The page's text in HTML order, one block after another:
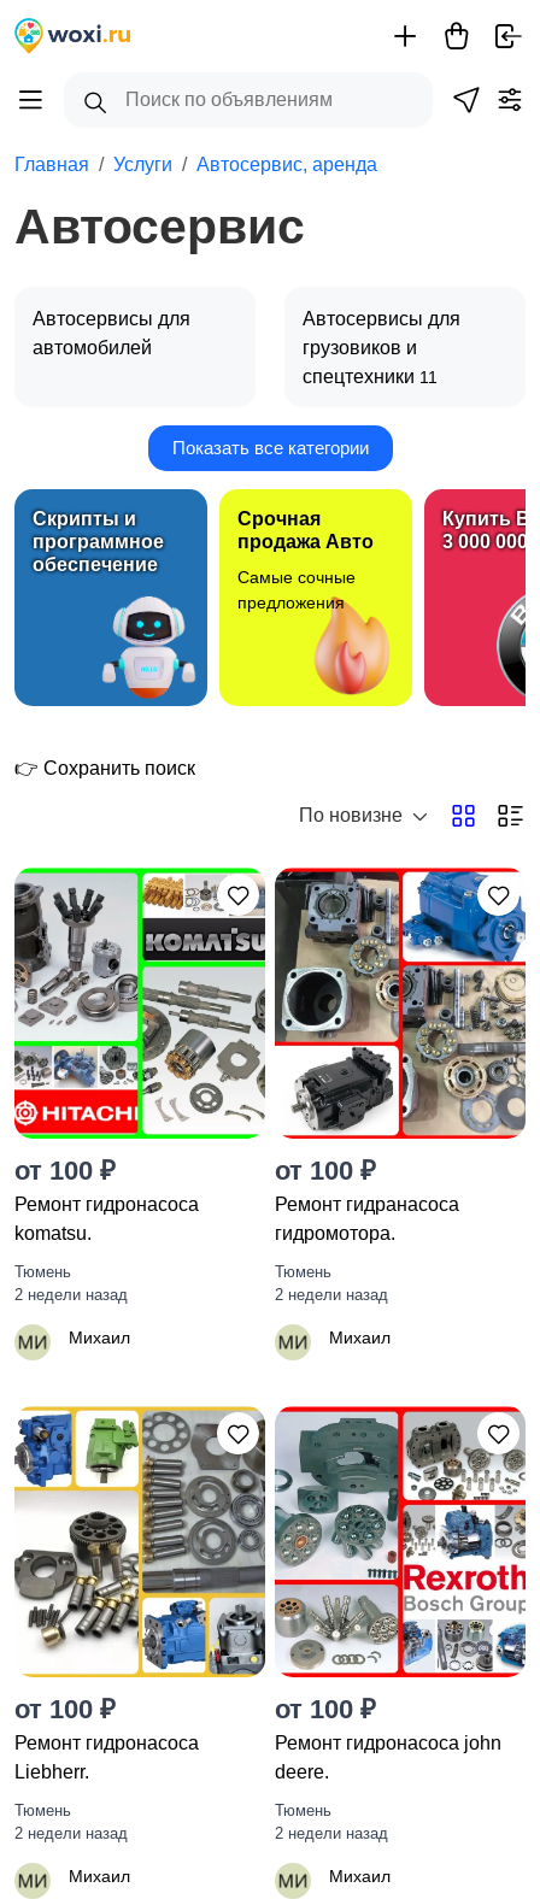
Главная Услуги Автосервис, аренда
Автосервис
Автосервисы для
автомобилей
Автосервисы для
грузовиков и
спецтехники 11
Автосервисы для
другой техники
Аренда авто
Аренда спецтехники
Показать все категории
Скрипты и
программное
обеспечение
Срочная
продажа Авто
Самые сочные
предложения
Купить
3 000 000
👉 Сохранить поиск
По новизне
от 100 ₽
Ремонт гидронасоса
komatsu.
Тюмень
2 недели назад
Михаил
от 100 ₽
Ремонт гидранасоса
гидромотора.
Тюмень
2 недели назад
Михаил
от 100 ₽
Ремонт гидронасоса
Liebherr.
Тюмень
2 недели назад
Михаил
от 100 ₽
Ремонт гидронасоса john
deere.
Тюмень
2 недели назад
Михаил